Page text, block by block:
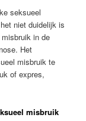
seksueel
niet duidelijk is
in de
Het
misbruik te
of expres,
misbruik